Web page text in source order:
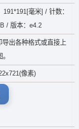
毫米] / 针数：
/ 版本：e4.2
出各种格式或直接上
像素)